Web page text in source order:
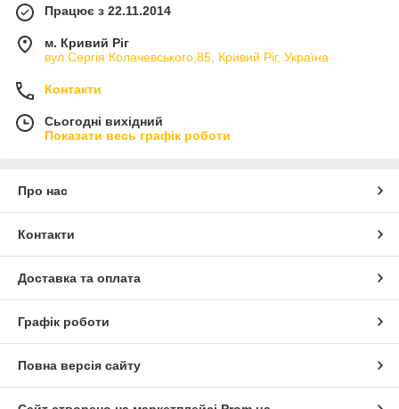
Працює з 22.11.2014
м. Кривий Ріг
вул.Сергія Колачевського,85, Кривий Ріг, Україна
Контакти
Сьогодні вихідний
Показати весь графік роботи
Про нас
Контакти
Доставка та оплата
Графік роботи
Повна версія сайту